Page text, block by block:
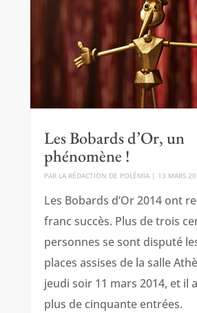
Les Bobards d’Or, un
phénomène !
PAR LA RÉDACTION DE POLÉMIA| 13 MARS
Les Bobards d’Or 2014 ont
franc succès. Plus de trois
personnes se sont disputé
places assises de la salle
jeudi soir 11 mars 2014, et il
plus de cinquante entrées.